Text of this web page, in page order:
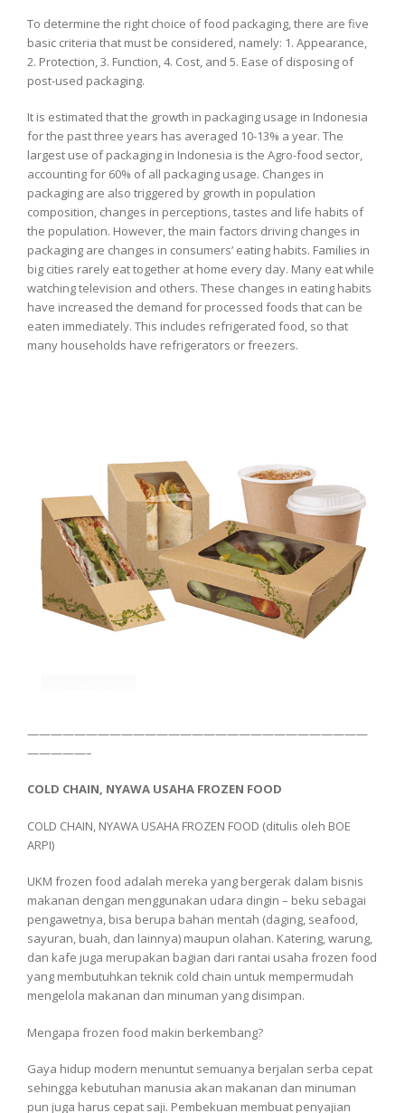
To determine the right choice of food packaging, there are five
basic criteria that must be considered, namely: 1. Appearance,
2. Protection, 3. Function, 4. Cost, and 5. Ease of disposing of
post-used packaging.
It is estimated that the growth in packaging usage in Indonesia
for the past three years has averaged 10-13% a year. The
largest use of packaging in Indonesia is the Agro-food sector,
accounting for 60% of all packaging usage. Changes in
packaging are also triggered by growth in population
composition, changes in perceptions, tastes and life habits of
the population. However, the main factors driving changes in
packaging are changes in consumers’ eating habits. Families in
big cities rarely eat together at home every day. Many eat while
watching television and others. These changes in eating habits
have increased the demand for processed foods that can be
eaten immediately. This includes refrigerated food, so that
many households have refrigerators or freezers.
—————————————————————————————
—————–
COLD CHAIN, NYAWA USAHA FROZEN FOOD
COLD CHAIN, NYAWA USAHA FROZEN FOOD (ditulis oleh BOE
ARPI)
UKM frozen food adalah mereka yang bergerak dalam bisnis
makanan dengan menggunakan udara dingin – beku sebagai
pengawetnya, bisa berupa bahan mentah (daging, seafood,
sayuran, buah, dan lainnya) maupun olahan. Katering, warung,
dan kafe juga merupakan bagian dari rantai usaha frozen food
yang membutuhkan teknik cold chain untuk mempermudah
mengelola makanan dan minuman yang disimpan.
Mengapa frozen food makin berkembang?
Gaya hidup modern menuntut semuanya berjalan serba cepat
sehingga kebutuhan manusia akan makanan dan minuman
pun juga harus cepat saji. Pembekuan membuat penyajian